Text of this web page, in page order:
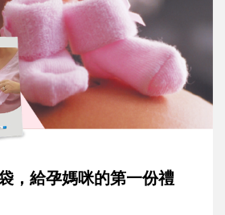
，給孕媽咪的第一份禮